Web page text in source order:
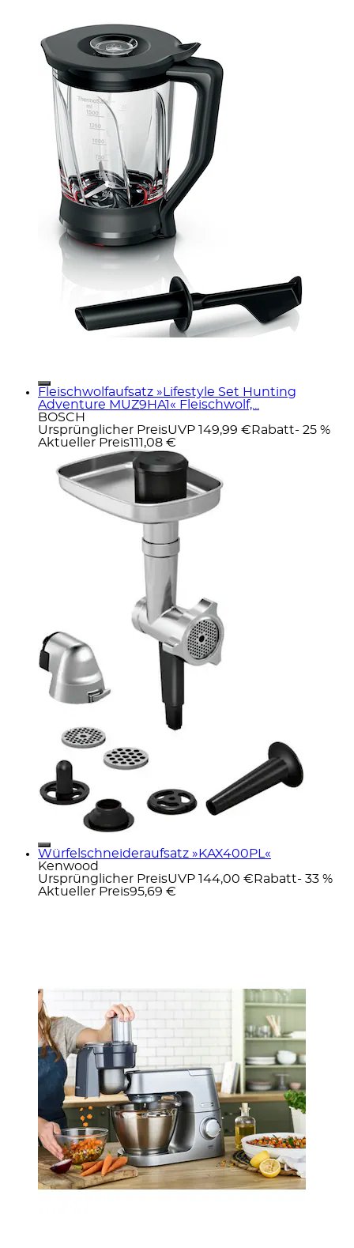
Fleischwolfaufsatz »Lifestyle Set Hunting
Adventure MUZ9HA1« Fleischwolf,...
BOSCH
Ursprünglicher PreisUVP 149,99 € Rabatt- 25 %
Aktueller Preis111,08 €
Würfelschneideraufsatz »KAX400PL«
Kenwood
Ursprünglicher PreisUVP 144,00 € Rabatt- 33 %
Aktueller Preis95,69 €